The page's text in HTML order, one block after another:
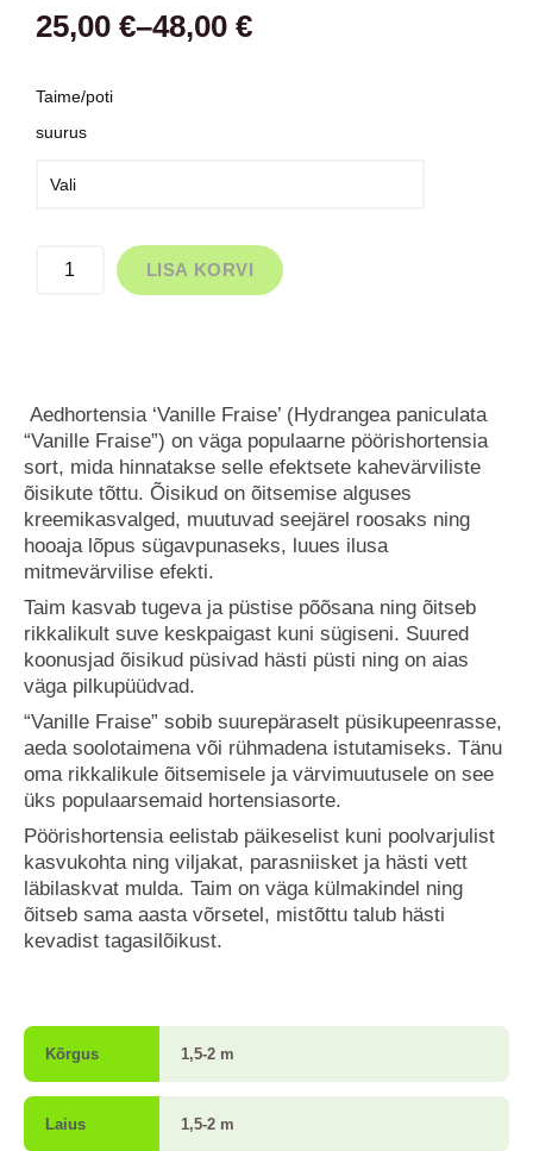
25,00 €–48,00 €
Hinnavahemik:
kuni
48,00 €
Taime/poti
suurus
Aedhortensia
´Vanille
kogus
LISA KORVI
Aedhortensia ‘Vanille Fraise’ (Hydrangea paniculata
“Vanille Fraise”) on väga populaarne pöörishortensia
sort, mida hinnatakse selle efektsete kahevärviliste
õisikute tõttu. Õisikud on õitsemise alguses
kreemikasvalged, muutuvad seejärel roosaks ning
hooaja lõpus sügavpunaseks, luues ilusa
mitmevärvilise efekti.
Taim kasvab tugeva ja püstise põõsana ning õitseb
rikkalikult suve keskpaigast kuni sügiseni. Suured
koonusjad õisikud püsivad hästi püsti ning on aias
väga pilkupüüdvad.
“Vanille Fraise” sobib suurepäraselt püsikupeenrasse,
aeda soolotaimena või rühmadena istutamiseks. Tänu
oma rikkalikule õitsemisele ja värvimuutusele on see
üks populaarsemaid hortensiasorte.
Pöörishortensia eelistab päikeselist kuni poolvarjulist
kasvukohta ning viljakat, parasniisket ja hästi vett
läbilaskvat mulda. Taim on väga külmakindel ning
õitseb sama aasta võrsetel, mistõttu talub hästi
kevadist tagasilõikust.
Kõrgus 1,5-2 m
Laius 1,5-2 m